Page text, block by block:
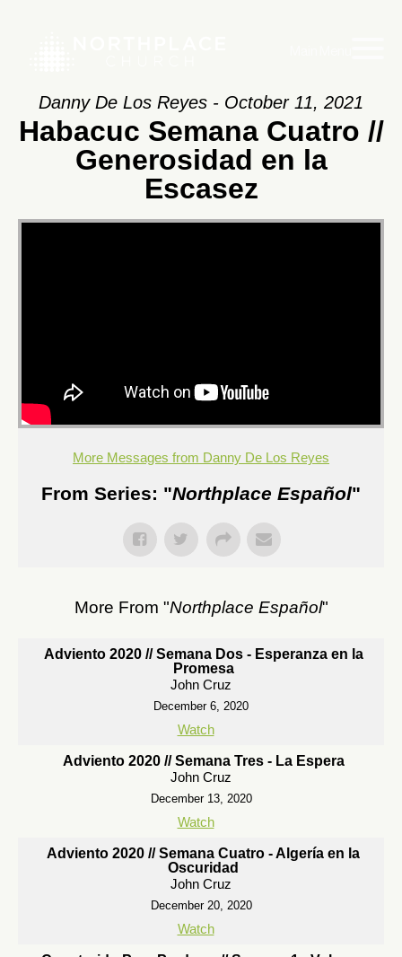
Danny De Los Reyes - October 11, 2021
Habacuc Semana Cuatro //
Generosidad en la
Escasez
More Messages from Danny De Los Reyes
From Series: "Northplace Español"
More From "Northplace Español"
Adviento 2020 // Semana Dos - Esperanza en la
Promesa
John Cruz
December 6, 2020
Watch
Adviento 2020 // Semana Tres - La Espera
John Cruz
December 13, 2020
Watch
Adviento 2020 // Semana Cuatro - Algería en la
Oscuridad
John Cruz
December 20, 2020
Watch